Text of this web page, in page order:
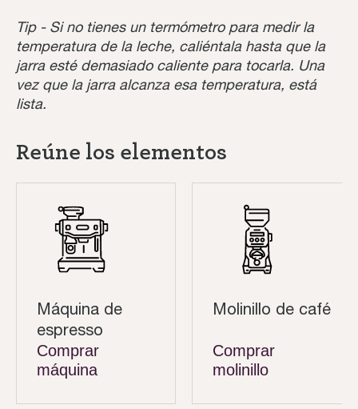
Tip - Si no tienes un termómetro para medir la
temperatura de la leche, caliéntala hasta que la
jarra esté demasiado caliente para tocarla. Una
vez que la jarra alcanza esa temperatura, está
lista.
Reúne los elementos
Máquina de
espresso
Comprar
máquina
Molinillo de café
Comprar
molinillo